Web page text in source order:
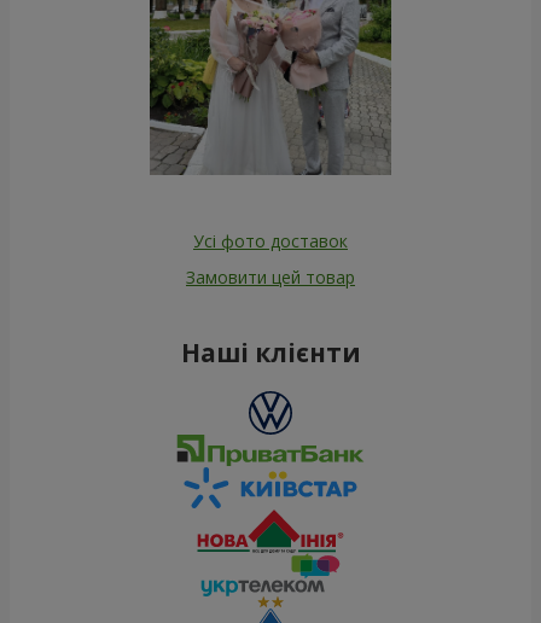
Усі фото доставок
Замовити цей товар
Наші клієнти